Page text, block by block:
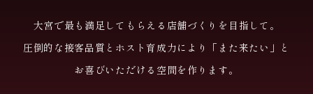
大宮で最も満足してもらえる店舗づくりを目指して。
圧倒的な接客品質とホスト育成力により「また来たい」と
お喜びいただける空間を作ります。